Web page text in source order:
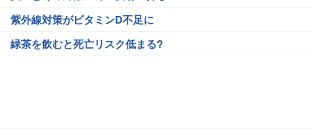
紫外線対策がビタミンD不足に
緑茶を飲むと死亡リスク低まる?